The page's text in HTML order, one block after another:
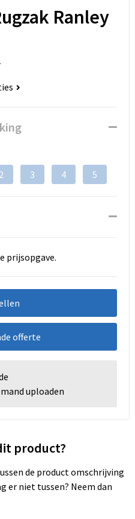
Ranley
2 3 4 5
prijsopgave.
offerte
uploaden
product?
de product omschrijving
er niet tussen? Neem dan